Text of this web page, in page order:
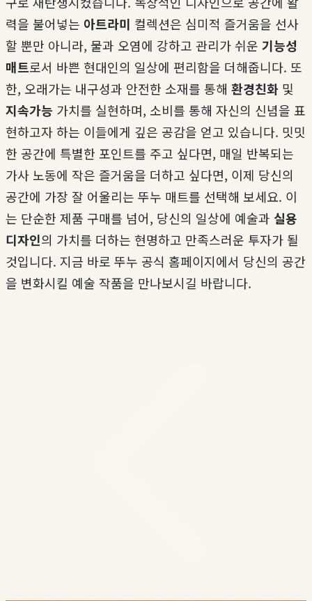
력을 불어넣는 아트라미 컬렉션은 심미적 즐거움을 선사
할 뿐만 아니라, 물과 오염에 강하고 관리가 쉬운 기능성
매트로서 바쁜 현대인의 일상에 편리함을 더해줍니다. 또
한, 오래가는 내구성과 안전한 소재를 통해 환경친화 및
지속가능 가치를 실현하며, 소비를 통해 자신의 신념을 표
현하고자 하는 이들에게 깊은 공감을 얻고 있습니다. 밋밋
한 공간에 특별한 포인트를 주고 싶다면, 매일 반복되는
가사 노동에 작은 즐거움을 더하고 싶다면, 이제 당신의
공간에 가장 잘 어울리는 뚜누 매트를 선택해 보세요. 이
는 단순한 제품 구매를 넘어, 당신의 일상에 예술과 실용
디자인의 가치를 더하는 현명하고 만족스러운 투자가 될
것입니다. 지금 바로 뚜누 공식 홈페이지에서 당신의 공간
을 변화시킬 예술 작품을 만나보시길 바랍니다.